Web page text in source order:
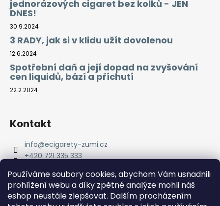
Používáme soubory cookies, abychom Vám usnadnili
prohlížení webu a díky zpětné analýze mohli náš
eshop neustále zlepšovat. Dalším procházením
jednorázových cigaret bez kolků - JEN
DNES!
30.9.2024
3 RADY, jak si v klidu užít dovolenou
12.6.2024
Spotřební daň a její dopad na zvyšování
cen liquidů, bází a příchutí
22.2.2024
Kontakt
info@ecigarety-zumi.cz
+420 721 335 333